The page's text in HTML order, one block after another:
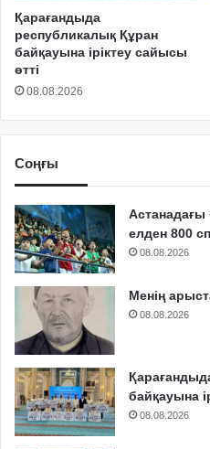
Қарағандыда
республикалық Құран
байқауына іріктеу сайысы
өтті
08.08.2026
Соңғы
елден 800
08.08.2026
Менің
08.08.2026
байқауына
08.08.2026